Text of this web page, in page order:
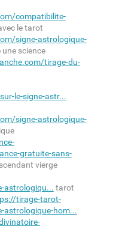
compatibilite-
le tarot
signe-astrologique-
une science
tirage-du-
le-signe-astr...
signe-astrologique-
gratuite-sans-
vierge
astrologiqu... tarot
tirage-tarot-
astrologique-hom...